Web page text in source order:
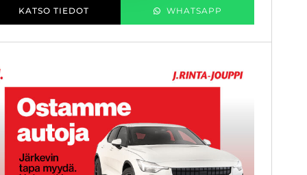
KATSO TIEDOT WHATSAPP